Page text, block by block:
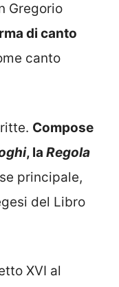
Gregorio
di canto
canto
Compose
, la Regola
principale,
del Libro
XVI al